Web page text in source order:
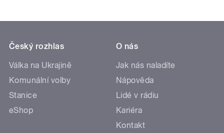
Český rozhlas
Válka na Ukrajině
Komunální volby
Stanice
eShop
O nás
Jak nás naladíte
Nápověda
Lidé v rádiu
Kariéra
Kontakt